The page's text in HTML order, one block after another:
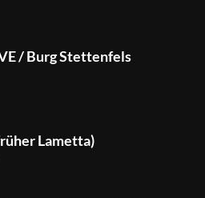
/ Burg Stettenfels
Lametta)